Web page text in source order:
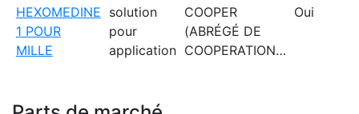
HEXOMEDINE
1 POUR
MILLE
solution
pour
application
COOPER
(ABRÉGÉ DE
COOPERATION…
Oui